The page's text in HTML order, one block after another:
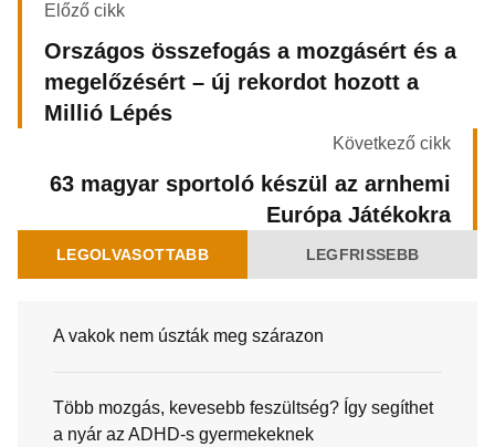
Előző cikk
Országos összefogás a mozgásért és a
megelőzésért – új rekordot hozott a
Millió Lépés
Következő cikk
63 magyar sportoló készül az arnhemi
Európa Játékokra
LEGOLVASOTTABB LEGFRISSEBB
A vakok nem úszták meg szárazon
Több mozgás, kevesebb feszültség? Így segíthet
a nyár az ADHD-s gyermekeknek